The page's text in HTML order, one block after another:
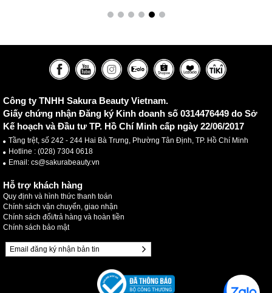
Công ty TNHH Sakura Beauty Vietnam.
Giấy chứng nhận Đăng ký Kinh doanh số 0314476449 do Sở
Kế hoạch và Đầu tư TP. Hồ Chí Minh cấp ngày 22/06/2017
Tầng trệt, số 242 - 244 Hai Bà Trưng, Phường Tân Định, TP. Hồ Chí Minh
Hotline : (028) 7304 0618
Email: cs@sakurabeauty.vn
Hỗ trợ khách hàng
Quy định và hình thức thanh toán
Chính sách vận chuyển, giao nhận
Chính sách đổi/trả hàng và hoàn tiền
Chính sách bảo mật